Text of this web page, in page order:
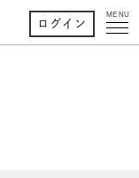
MENU
ログイン